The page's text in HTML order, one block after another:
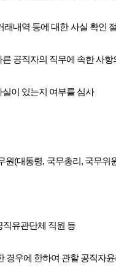
내역 등에 대한 사실 확인
공직자의 직무에 속한 사
이 있는지 여부를 심사
(대통령, 국무총리, 국무위
유관단체 직원 등
경우에 한하여 관할 공직자